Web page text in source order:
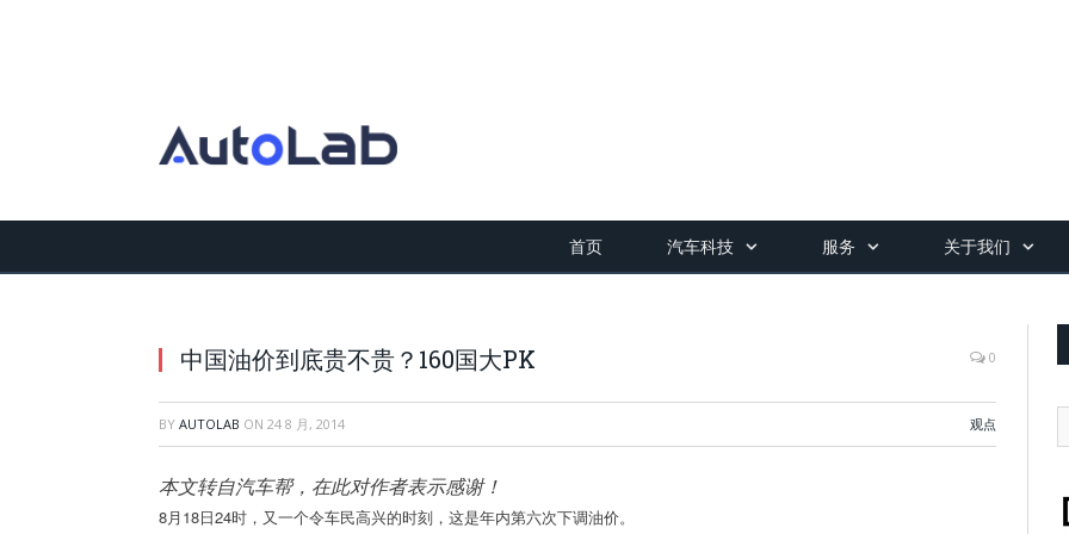
首页 汽车科技 服务 关于我们
中国油价到底贵不贵？160国大PK 0
BY AUTOLAB ON 24 8 月, 2014 观点
本文转自汽车帮，在此对作者表示感谢！
8月18日24时，又一个令车民高兴的时刻，这是年内第六次下调油价。